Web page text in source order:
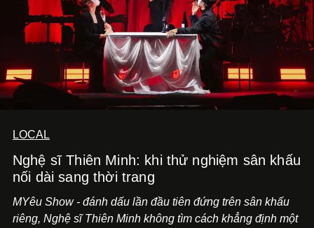
LOCAL
Nghệ sĩ Thiên Minh: khi thử nghiệm sân khấu
nối dài sang thời trang
MYêu Show - đánh dấu lần đầu tiên đứng trên sân khấu
riêng, Nghệ sĩ Thiên Minh không tìm cách khẳng định một